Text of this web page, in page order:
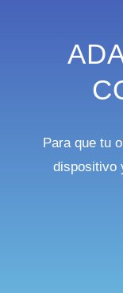
Para que tu
dispositivo